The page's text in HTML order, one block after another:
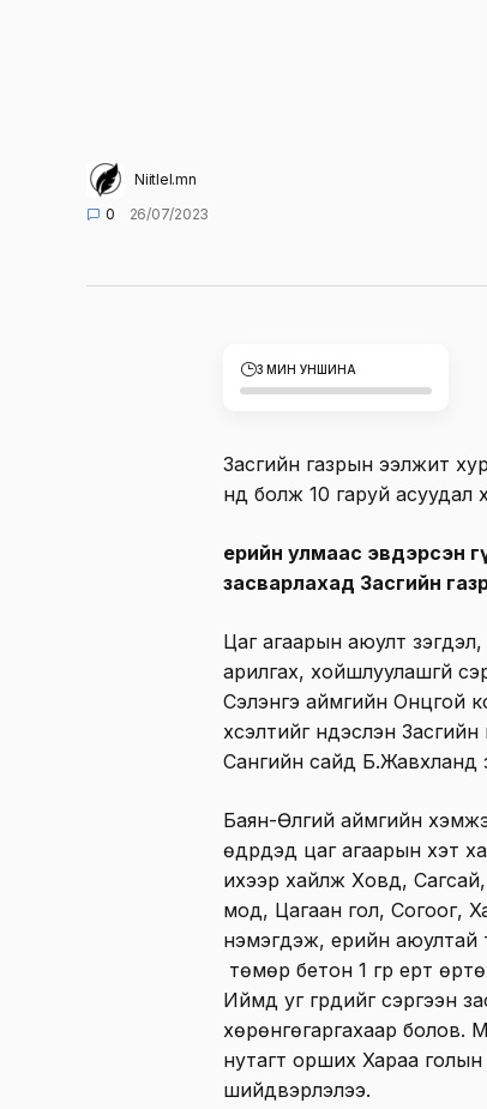
Niitlel.mn
0
26/07/2023
3 МИН УНШИНА
Засгийн газрын ээлжит
нд болж 10 гаруй асуудал
Үерийн улмаас эвдэрсэн
засварлахад Засгийн
Цаг агаарын аюулт
арилгах, хойшлуулашгүй
Сэлэнгэ аймгийн Онцгой
хүсэлтийг үндэслэн
Сангийн сайд Б.Жавхланд
Баян-Өлгий аймгийн
өдрүүдэд цаг агаарын хэт
ихээр хайлж Ховд,
мод, Цагаан гол, Согоог,
нэмэгдэж, үерийн аюултай
төмөр бетон 1 гүүр үерт
Иймд уг гүүрүүдийг
хөрөнгөгаргахаар
нутагт орших Хараа голын
шийдвэрлэлээ.